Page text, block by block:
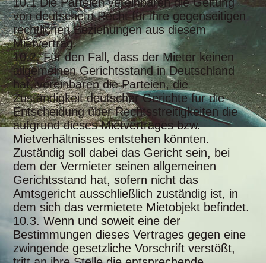
von deutschem Recht für ihre gegenseitigen
rechtlichen Beziehungen aus diesem
Mietvertrag.
10.2. Für den Fall, dass der Mieter keinen
allgemeinen Gerichtsstand in Deutschland
hat, vereinbaren die Parteien, die
Zuständigkeit deutscher Gerichte für die
Entscheidung über Rechtsstreitigkeiten die
aufgrund dieses Mietvertrages bzw.
Mietverhältnisses entstehen könnten.
Zuständig soll dabei das Gericht sein, bei
dem der Vermieter seinen allgemeinen
Gerichtsstand hat, sofern nicht das
Amtsgericht ausschließlich zuständig ist, in
dem sich das vermietete Mietobjekt befindet.
10.3. Wenn und soweit eine der
Bestimmungen dieses Vertrages gegen eine
zwingende gesetzliche Vorschrift verstößt,